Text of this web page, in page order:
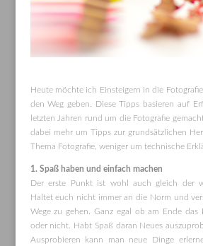
Heute möchte ich Einsteigern in die
den Weg geben. Diese Tipps basieren auf
letzten Jahren rund um die Fotografie
dabei mehr um Tipps zur grundsätzlichen
Thema Fotografie, weniger um technische
1. Spaß haben und einfach machen
Der erste Punkt ist wohl auch gleich der
Haltet euch nicht immer an die Norm und
Wege zu gehen. Ganz egal ob am Ende das
oder nicht. Habt Spaß daran Neues
Ausprobieren kann man neue Dinge